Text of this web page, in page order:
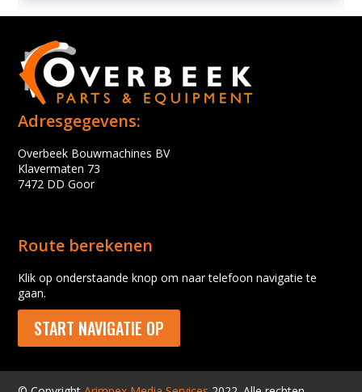
Adresgegevens:
Overbeek Bouwmachines BV
Klavermaten 73
7472 DD Goor
Route berekenen
Klik op onderstaande knop om naar telefoon navigatie te
gaan.
START NAVIGATIE OP